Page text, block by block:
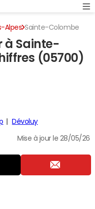
Alpes Sainte-Colombe
à Sainte-
(05700)
Dévoluy
Mise à jour le 28/05/26